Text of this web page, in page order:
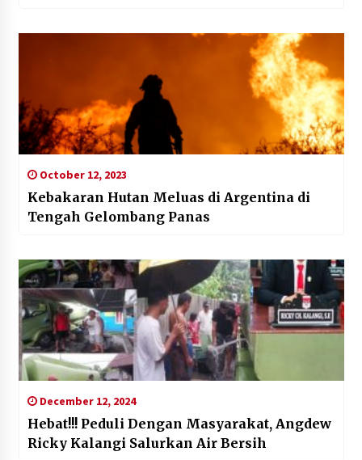
October 12, 2023
Kebakaran Hutan Meluas di Argentina di
Tengah Gelombang Panas
December 12, 2024
Hebat!!! Peduli Dengan Masyarakat, Angdew
Ricky Kalangi Salurkan Air Bersih